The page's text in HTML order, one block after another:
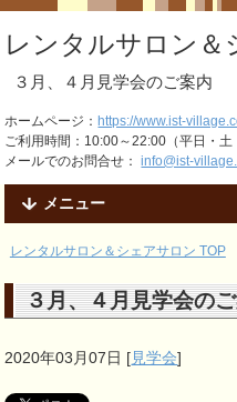
レンタルサロン＆
３月、４月見学会のご案内
ホームページ：https://www.ist-
ご利用時間：10:00～22:00（平日・土
メールでのお問合せ：info@ist-
メニュー
レンタルサロン＆シェアサロン TOP
３月、４月見学会の
2020年03月07日 [見学会]